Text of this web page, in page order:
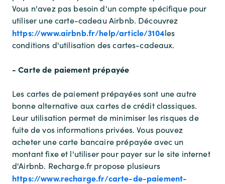
Vous n'avez pas besoin d'un compte spécifique pour
utiliser une carte-cadeau Airbnb. Découvrez
https://www.airbnb.fr/help/article/3104les
conditions d'utilisation des cartes-cadeaux.
- Carte de paiement prépayée
Les cartes de paiement prépayées sont une autre
bonne alternative aux cartes de crédit classiques.
Leur utilisation permet de minimiser les risques de
fuite de vos informations privées. Vous pouvez
acheter une carte bancaire prépayée avec un
montant fixe et l'utiliser pour payer sur le site internet
d'Airbnb. Recharge.fr propose plusieurs
https://www.recharge.fr/carte-de-paiement-